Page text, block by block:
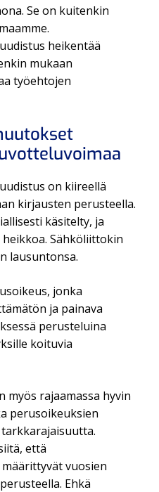
Se on kuitenkin
heikentää
mukaan
työehtojen
on kiireellä
kirjausten perusteella.
käsitelty, ja
Sähköliittokin
lausuntonsa.
jonka
ja painava
perusteluina
koituvia
rajaamassa hyvin
perusoikeuksien
että
vuosien
Ehkä